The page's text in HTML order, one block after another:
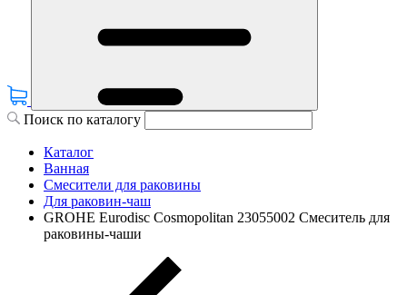
Поиск по каталогу
Каталог
Ванная
Смесители для раковины
Для раковин-чаш
GROHE Eurodisc Cosmopolitan 23055002 Смеситель для
раковины-чаши